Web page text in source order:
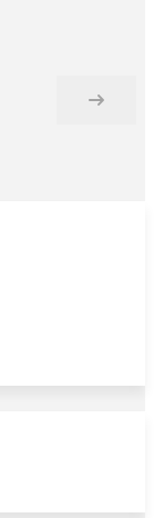
Дальше